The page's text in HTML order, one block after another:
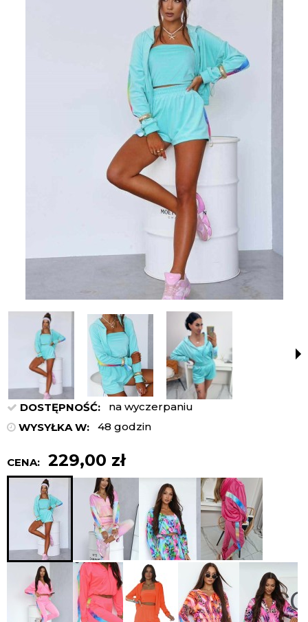
DOSTĘPNOŚĆ:
na wyczerpaniu
WYSYŁKA W:
48 godzin
CENA: 229,00 zł